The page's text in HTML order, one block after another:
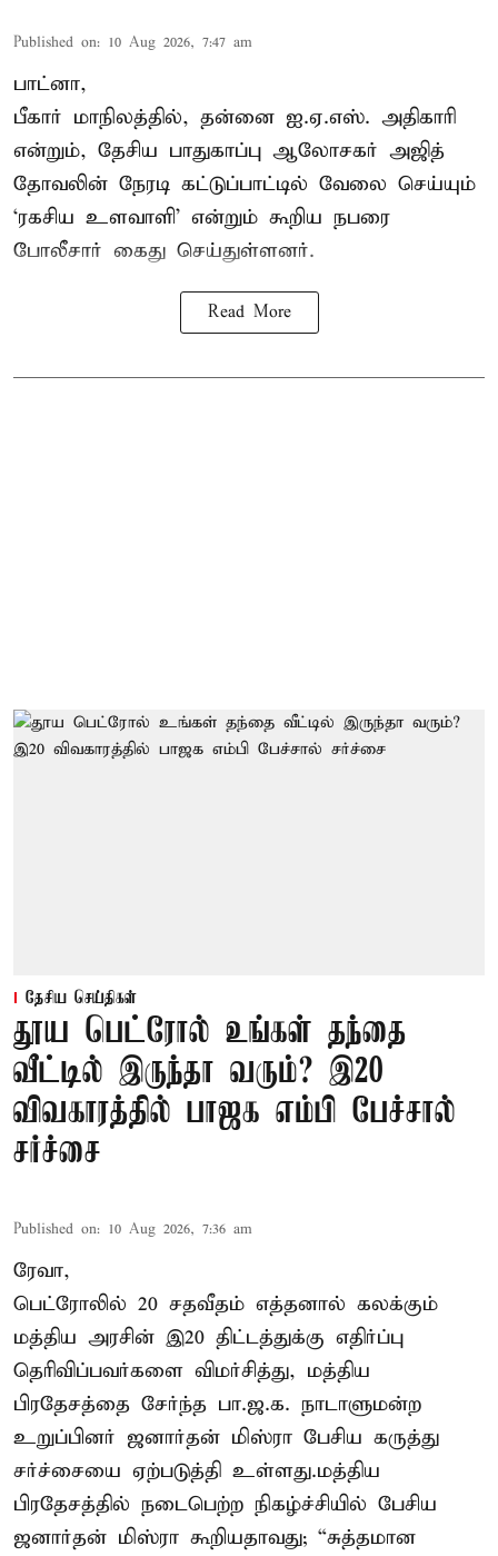
Published on: 10 Aug 2026, 7:47 am
பாட்னா,
பீகார் மாநிலத்தில், தன்னை ஐ.ஏ.எஸ். அதிகாரி
என்றும், தேசிய பாதுகாப்பு ஆலோசகர் அஜித்
தோவலின் நேரடி கட்டுப்பாட்டில் வேலை செய்யும்
‘ரகசிய உளவாளி’ என்றும் கூறிய நபரை
போலீசார் கைது செய்துள்ளனர்.
Read More
தேசிய செய்திகள்
தூய பெட்ரோல் உங்கள் தந்தை
வீட்டில் இருந்தா வரும்? இ20
விவகாரத்தில் பாஜக எம்பி பேச்சால்
சர்ச்சை
Published on: 10 Aug 2026, 7:36 am
ரேவா,
பெட்ரோலில் 20 சதவீதம் எத்தனால் கலக்கும்
மத்திய அரசின் இ20 திட்டத்துக்கு எதிர்ப்பு
தெரிவிப்பவர்களை விமர்சித்து, மத்திய
பிரதேசத்தை சேர்ந்த பா.ஜ.க. நாடாளுமன்ற
உறுப்பினர் ஜனார்தன் மிஸ்ரா பேசிய கருத்து
சர்ச்சையை ஏற்படுத்தி உள்ளது.மத்திய
பிரதேசத்தில் நடைபெற்ற நிகழ்ச்சியில் பேசிய
ஜனார்தன் மிஸ்ரா கூறியதாவது; “சுத்தமான